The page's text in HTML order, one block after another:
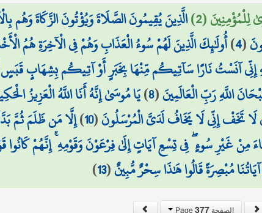
(2) الَّذِينَ يُقِيمُونَ الصَّلَاةَ وَيُؤْتُونَ الزَّكَاةَ وَهُم
(
4
)أُولَٰئِكَ الَّذِينَ لَهُمْ سُوءُ الْعَذَابِ وَهُمْ فِي الْآخِرَةِ هُمُ
إِنِّي آنَسْتُ نَارًا سَآتِيكُم مِّنْهَا بِخَبَرٍ أَوْ آتِيكُم بِشِهَابٍ
اللَّهِ رَبِّ الْعَالَمِينَ(
8
)يَا مُوسَىٰ إِنَّهُ أَنَا اللَّهُ الْعَزِيزُ
تَخَفْ إِنِّي لَا يَخَافُ لَدَيَّ الْمُرْسَلُونَ(
10
)إِلَّا مَن ظَلَمَ ثُمَّ
غَيْرِ سُوءٍ ۖ فِي تِسْعِ آيَاتٍ إِلَىٰ فِرْعَوْنَ وَقَوْمِهِ ۚ إِنَّهُمْ كَانُوا
مُبْصِرَةً قَالُوا هَٰذَا سِحْرٌ مُّبِينٌ(
13
)
الصفحة Page377